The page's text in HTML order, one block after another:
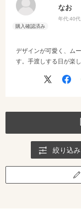
なお
年代:40代
デザインが可愛く、ム
す。手渡しする日が楽し
絞り込み